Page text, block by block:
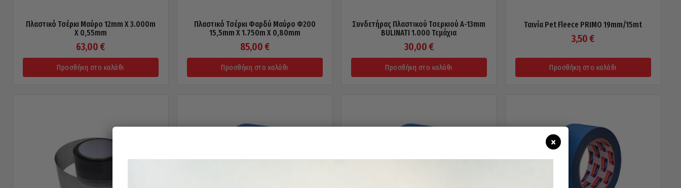
Πλαστικό Τσέρκι Μαύρο 12mm X 3.000m
X 0,55mm
63,00 €
Προσθήκη στο καλάθι
Πλαστικό Τσέρκι Φαρδύ Μαύρο Φ200
15,5mm X 1.750m X 0,80mm
85,00 €
Προσθήκη στο καλάθι
Συνδετήρας Πλαστικού Τσερκιού Α-13mm
BULINATI 1.000 Τεμάχια
30,00 €
Προσθήκη στο καλάθι
Ταινία Pet Fleece PRIMO 19mm/15mt
3,50 €
Προσθήκη στο καλάθι
×